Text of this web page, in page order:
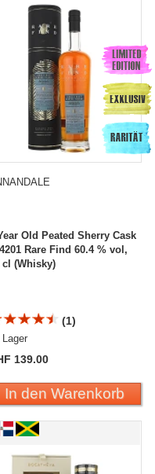
Old Peated Sherry Cask
Rare Find 60.4 % vol,
cl (Whisky)
(1)
Lager
139.00
In den Warenkorb